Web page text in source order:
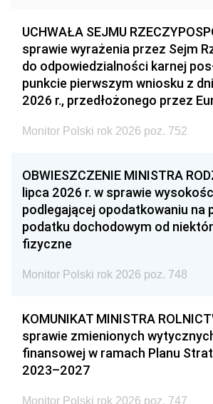
UCHWAŁA SEJMU
sprawie wyrażenia przez Sejm
do odpowiedzialności karnej
punkcie pierwszym wniosku z
2026 r., przedłożonego przez
Monitor Polski rok 2026 poz. 752
OBWIESZCZENIE MINISTRA
lipca 2026 r. w sprawie
podlegającej opodatkowaniu
podatku dochodowym od
fizyczne
Monitor Polski rok 2026 poz. 748
KOMUNIKAT MINISTRA
sprawie zmienionych
finansowej w ramach Planu
2023–2027
Monitor Polski rok 2026 poz. 747